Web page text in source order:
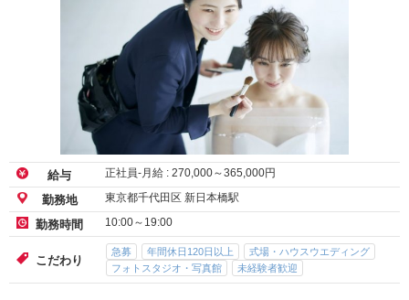
給与 正社員-月給 : 270,000～365,000円
勤務地 東京都千代田区 新日本橋駅
勤務時間 10:00～19:00
こだわり
急募 年間休日120日以上
式場・ハウスウエディング
フォトスタジオ・写真館
未経験者歓迎